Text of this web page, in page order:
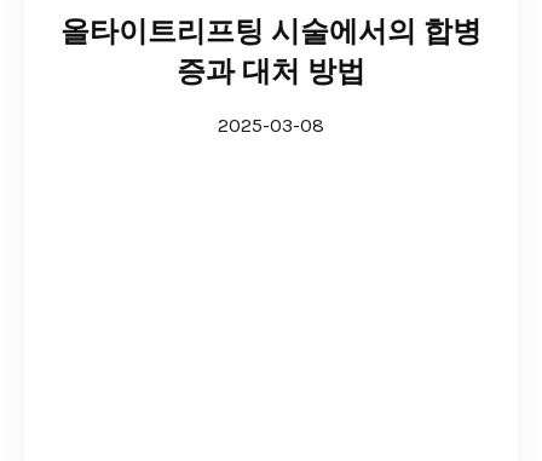
올타이트리프팅 시술에서의 합병
증과 대처 방법
2025-03-08